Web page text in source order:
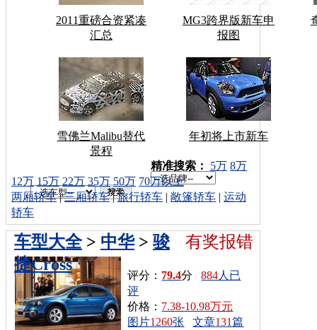
2011重磅合资紧凑
汇总
MG3跨界版新车申
报图
雪佛兰Malibu替代
景程
年初将上市新车
车型搜索：
精准搜索： 5万 8万
12万 15万 22万 35万 50万 70万以上
两厢轿车|三厢轿车|旅行轿车 | 敞篷轿车 | 运动
轿车
有奖报错
车型大全> 中华> 骏
捷Cross
评分： 79.4分884人已
评
价格： 7.38-10.98万元
图片1260张 文章131篇